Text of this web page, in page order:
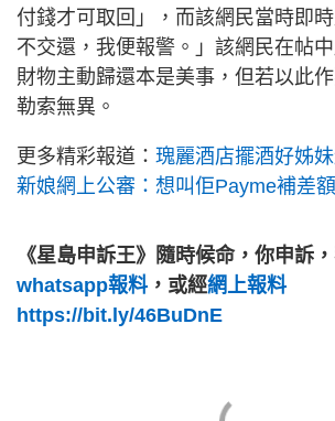
付錢才可取回」，而該網民當時即
不交還，我便報警。」該網民在帖
財物主動歸還本是美事，但若以此
勒索無異。
更多精彩報道： 瑰麗酒店擺酒好姊
新娘網上公審：想叫佢Payme補差額
《星島申訴王》隨時候命，你申訴
whatsapp報料，或經網上報料
https://bit.ly/46BuDnE